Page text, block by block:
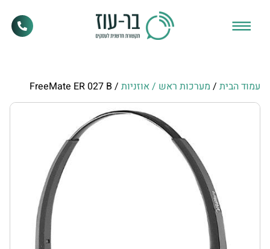
עמוד הבית / מערכות ראש / אוזניות / FreeMate ER 027 B